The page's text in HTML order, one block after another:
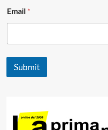
Email *
Submit